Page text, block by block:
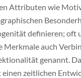
Attributen wie
definieren; oft
auch
genannt.
zeitlichen